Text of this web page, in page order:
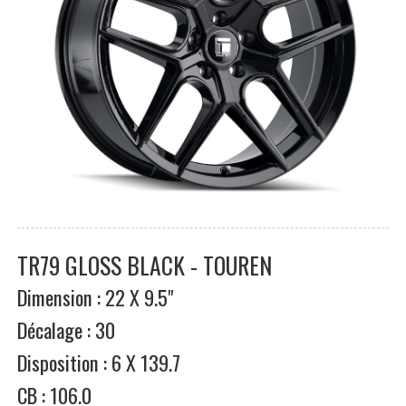
TR79 GLOSS BLACK - TOUREN
Dimension : 22 X 9.5"
Décalage : 30
Disposition : 6 X 139.7
CB : 106.0